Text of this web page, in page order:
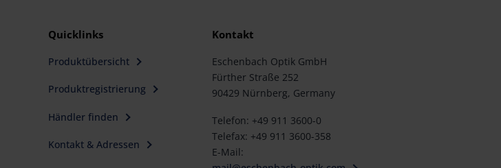
Quicklinks
Produktübersicht
Produktregistrierung
Händler finden
Kontakt & Adressen
Kontakt
Eschenbach Optik GmbH
Fürther Straße 252
90429 Nürnberg, Germany
Telefon: +49 911 3600-0
Telefax: +49 911 3600-358
E-Mail: